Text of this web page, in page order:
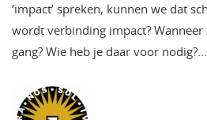
‘impact’ spreken, kunnen we dat
wordt verbinding impact?
gang? Wie heb je daar voor nodig?…